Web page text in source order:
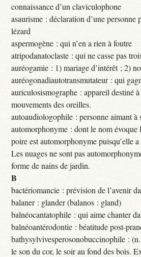
connaissance d’un claviculophone
asaurisme : déclaration d’une personne
lézard
aspermogène : qui n’en a rien à foutre
atripodanatoclaste : qui ne casse pas
auréogamie : 1) mariage d’intérêt ; 2)
auréogonadiautotransmutateur : qui
auriculosismographe : appareil destiné
mouvements des oreilles.
autoaudiologophile : personne aimant à
automorphonyme : dont le nom
poire est automorphonyme puisqu’elle
Les nuages ne sont pas
forme de nains de jardin.
B
bactériomancie : prévision de l’avenir
balaner : glander (balanos : gland)
balnéocantatophile : qui aime chanter
balnéoantérodontie : béatitude post-
bathysylvivesperosonobuccinophile :
le son du cor, le soir au fond des bois.